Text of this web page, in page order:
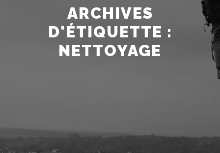
ARCHIVES
D'ÉTIQUETTE :
NETTOYAGE